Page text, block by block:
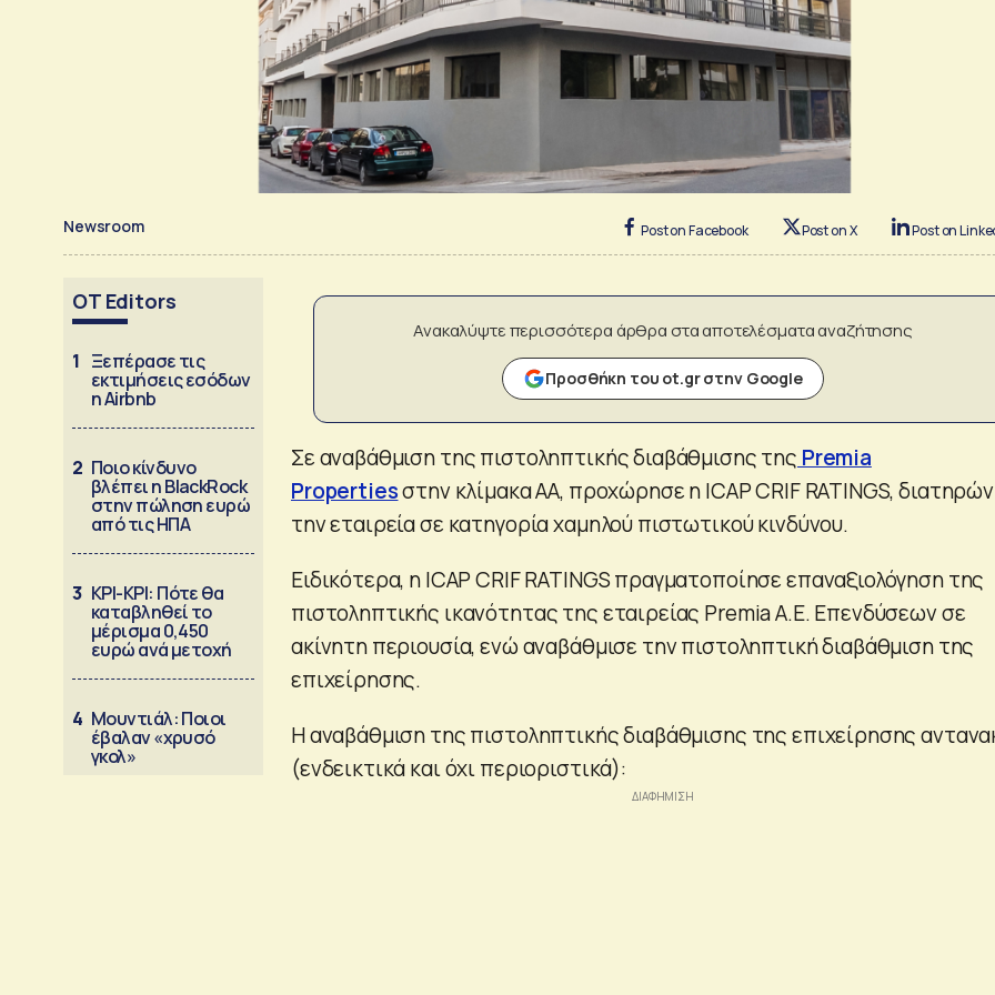
Newsroom Post on Facebook Post on X Post on
OT Editors
1 Ξεπέρασε τις
εκτιμήσεις εσόδων
η Airbnb
2 Ποιο κίνδυνο
βλέπει η BlackRock
στην πώληση ευρώ
από τις ΗΠΑ
3 ΚΡΙ-ΚΡΙ: Πότε θα
καταβληθεί το
μέρισμα 0,450
ευρώ ανά μετοχή
4 Μουντιάλ: Ποιοι
έβαλαν «χρυσό
γκολ»
Ανακαλύψτε περισσότερα άρθρα στα αποτελέσματα αναζήτησης
Προσθήκη του ot.gr στην Google
Σε αναβάθμιση της πιστοληπτικής διαβάθμισης της Premia
Propertiesστην κλίμακα ΑA, προχώρησε η ICAP CRIF RATINGS,
την εταιρεία σε κατηγορία χαμηλού πιστωτικού κινδύνου.
Ειδικότερα, η ICAP CRIF RATINGS πραγματοποίησε επαναξιολόγηση της
πιστοληπτικής ικανότητας της εταιρείας Premia Α.Ε. Επενδύσεων σε
ακίνητη περιουσία, ενώ αναβάθμισε την πιστοληπτική διαβάθμιση της
επιχείρησης.
Η αναβάθμιση της πιστοληπτικής διαβάθμισης της επιχείρησης
(ενδεικτικά και όχι περιοριστικά):